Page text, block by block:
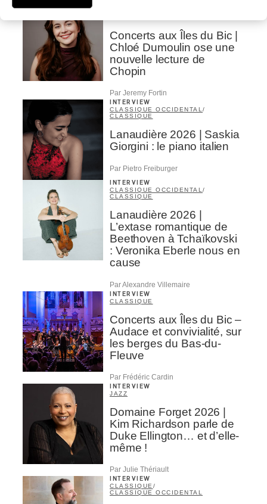
Concerts aux Îles du Bic |
Chloé Dumoulin ose une
nouvelle lecture de
Chopin
Par Jeremy Fortin
INTERVIEW
CLASSIQUE OCCIDENTAL /
CLASSIQUE
Lanaudière 2026 | Saskia
Giorgini : le piano italien
Par Pietro Freiburger
INTERVIEW
CLASSIQUE OCCIDENTAL /
CLASSIQUE
Lanaudière 2026 |
L’extase romantique de
Beethoven à Tchaïkovski
: Veronika Eberle nous en
cause
Par Alexandre Villemaire
INTERVIEW
CLASSIQUE
Concerts aux Îles du Bic –
Audace et convivialité, sur
les berges du Bas-du-
Fleuve
Par Frédéric Cardin
INTERVIEW
JAZZ
Domaine Forget 2026 |
Kim Richardson parle de
Duke Ellington… et d’elle-
même !
Par Julie Thériault
INTERVIEW
CLASSIQUE/
CLASSIQUE OCCIDENTAL